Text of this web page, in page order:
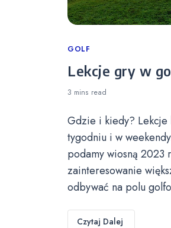
Categories
GOLF
Lekcje gry w
3 mins read
Gdzie i kiedy?
tygodniu i w
podamy wiosną 2023
zainteresowanie
odbywać na polu
Czytaj Dalej